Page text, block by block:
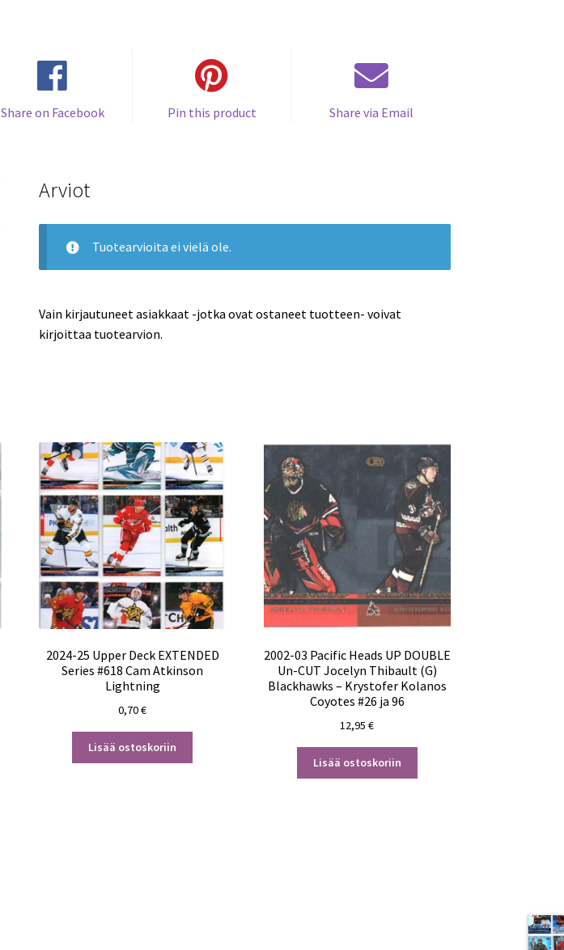
Share on Facebook Pin this product Share via Email
Arviot
Tuotearvioita ei vielä ole.
Vain kirjautuneet asiakkaat -jotka ovat ostaneet tuotteen- voivat
kirjoittaa tuotearvion.
2024-25 Upper Deck EXTENDED
Series #618 Cam Atkinson
Lightning
0,70€
Lisää ostoskoriin
2002-03 Pacific Heads UP DOUBLE
Un-CUT Jocelyn Thibault (G)
Blackhawks – Krystofer Kolanos
Coyotes #26 ja 96
12,95€
Lisää ostoskoriin